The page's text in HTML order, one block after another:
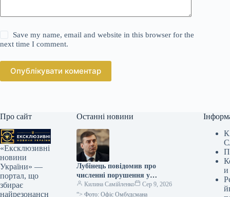
Save my name, email and website in this browser for the
next time I comment.
Опублікувати коментар
Про сайт
«Ексклюзивні
новини
України» —
портал, що
збирає
найрезонансн
Останні новини
Лубінець повідомив про
численні порушення у
Берегівському військкоматі
Килина Самійленко
Сер 9, 2026
“> Фото: Офіс Омбудсмана
и